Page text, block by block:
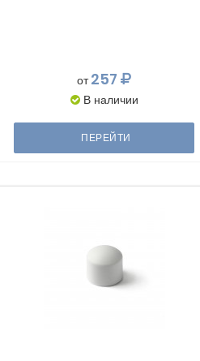
от257
В наличии
ПЕРЕЙТИ